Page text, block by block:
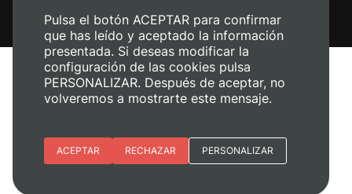
Avís legal
Política de cookies
Gestiona les galetes
Pulsa el botón ACEPTAR para confirmar
que has leído y aceptado la información
presentada. Si deseas modificar la
configuración de las cookies pulsa
PERSONALIZAR. Después de aceptar, no
volveremos a mostrarte este mensaje.
Esenciales
ACEPTAR RECHAZAR PERSONALIZAR